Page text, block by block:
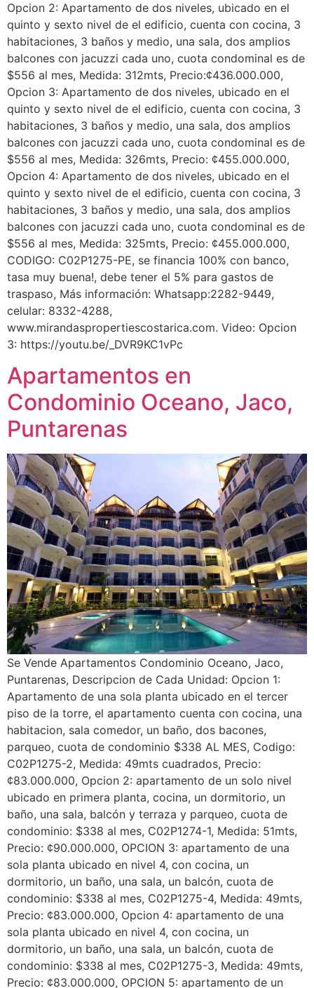
Opcion 2: Apartamento de dos niveles, ubicado en el
quinto y sexto nivel de el edificio, cuenta con cocina, 3
habitaciones, 3 baños y medio, una sala, dos amplios
balcones con jacuzzi cada uno, cuota condominal es de
$556 al mes, Medida: 312mts, Precio:¢436.000.000,
Opcion 3: Apartamento de dos niveles, ubicado en el
quinto y sexto nivel de el edificio, cuenta con cocina, 3
habitaciones, 3 baños y medio, una sala, dos amplios
balcones con jacuzzi cada uno, cuota condominal es de
$556 al mes, Medida: 326mts, Precio: ¢455.000.000,
Opcion 4: Apartamento de dos niveles, ubicado en el
quinto y sexto nivel de el edificio, cuenta con cocina, 3
habitaciones, 3 baños y medio, una sala, dos amplios
balcones con jacuzzi cada uno, cuota condominal es de
$556 al mes, Medida: 325mts, Precio: ¢455.000.000,
CODIGO: C02P1275-PE, se financia 100% con banco,
tasa muy buena!, debe tener el 5% para gastos de
traspaso, Más información: Whatsapp:2282-9449,
celular: 8332-4288,
www.mirandaspropertiescostarica.com. Video: Opcion
3: https://youtu.be/_DVR9KC1vPc
Apartamentos en
Condominio Oceano, Jaco,
Puntarenas
Se Vende Apartamentos Condominio Oceano, Jaco,
Puntarenas, Descripcion de Cada Unidad: Opcion 1:
Apartamento de una sola planta ubicado en el tercer
piso de la torre, el apartamento cuenta con cocina, una
habitacion, sala comedor, un baño, dos bacones,
parqueo, cuota de condominio $338 AL MES, Codigo:
C02P1275-2, Medida: 49mts cuadrados, Precio:
¢83.000.000, Opcion 2: apartamento de un solo nivel
ubicado en primera planta, cocina, un dormitorio, un
baño, una sala, balcón y terraza y parqueo, cuota de
condominio: $338 al mes, C02P1274-1, Medida: 51mts,
Precio: ¢90.000.000, OPCION 3: apartamento de una
sola planta ubicado en nivel 4, con cocina, un
dormitorio, un baño, una sala, un balcón, cuota de
condominio: $338 al mes, C02P1275-4, Medida: 49mts,
Precio: ¢83.000.000, Opcion 4: apartamento de una
sola planta ubicado en nivel 4, con cocina, un
dormitorio, un baño, una sala, un balcón, cuota de
condominio: $338 al mes, C02P1275-3, Medida: 49mts,
Precio: ¢83.000.000, OPCION 5: apartamento de un